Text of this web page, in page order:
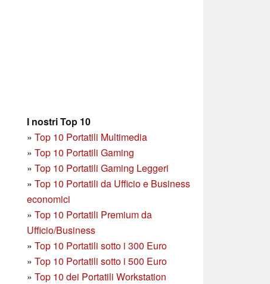
I nostri Top 10
» Top 10 Portatili Multimedia
» Top 10 Portatili Gaming
» Top 10 Portatili Gaming Leggeri
» Top 10 Portatili da Ufficio e Business
economici
» Top 10 Portatili Premium da
Ufficio/Business
» Top 10 Portatili sotto i 300 Euro
» Top 10 Portatili sotto i 500 Euro
» Top 10 dei Portatili Workstation